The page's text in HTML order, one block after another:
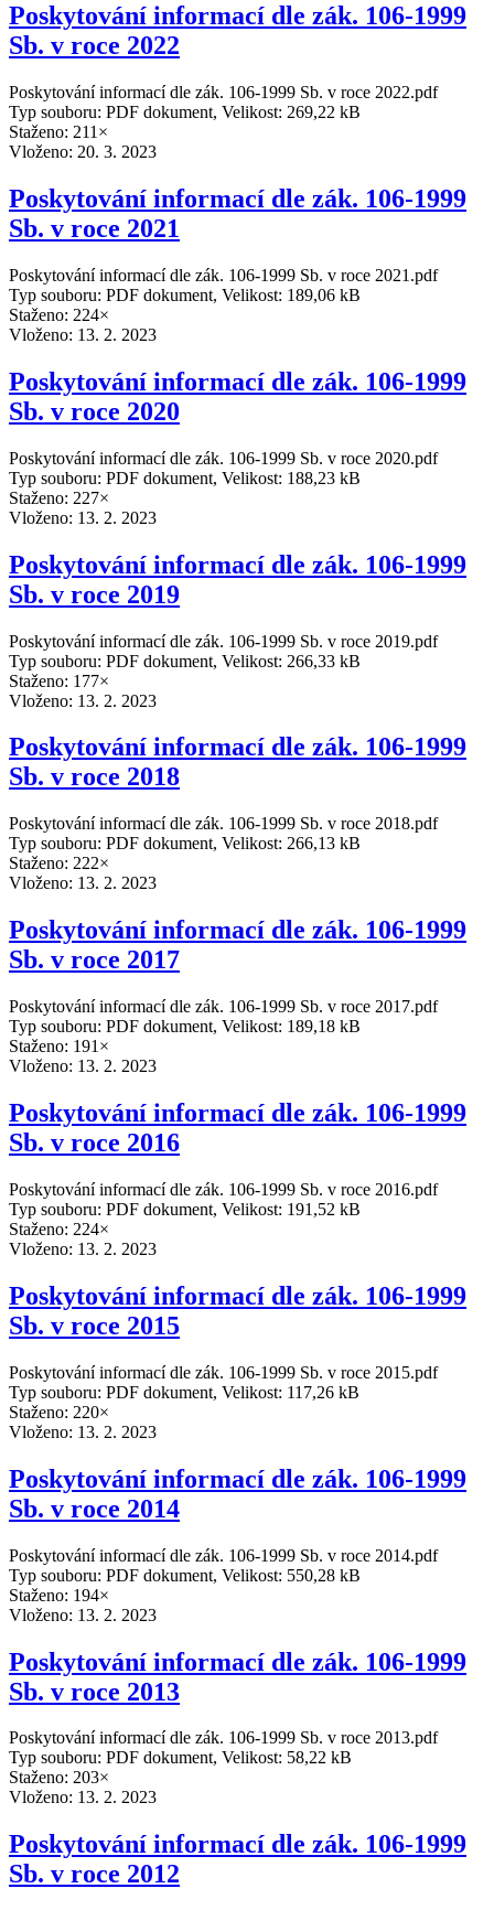
Poskytování informací dle zák. 106-1999
Sb. v roce 2022
Poskytování informací dle zák. 106-1999 Sb. v roce 2022.pdf
Typ souboru: PDF dokument, Velikost: 269,22 kB
Staženo: 211×
Vloženo: 20. 3. 2023
Poskytování informací dle zák. 106-1999
Sb. v roce 2021
Poskytování informací dle zák. 106-1999 Sb. v roce 2021.pdf
Typ souboru: PDF dokument, Velikost: 189,06 kB
Staženo: 224×
Vloženo: 13. 2. 2023
Poskytování informací dle zák. 106-1999
Sb. v roce 2020
Poskytování informací dle zák. 106-1999 Sb. v roce 2020.pdf
Typ souboru: PDF dokument, Velikost: 188,23 kB
Staženo: 227×
Vloženo: 13. 2. 2023
Poskytování informací dle zák. 106-1999
Sb. v roce 2019
Poskytování informací dle zák. 106-1999 Sb. v roce 2019.pdf
Typ souboru: PDF dokument, Velikost: 266,33 kB
Staženo: 177×
Vloženo: 13. 2. 2023
Poskytování informací dle zák. 106-1999
Sb. v roce 2018
Poskytování informací dle zák. 106-1999 Sb. v roce 2018.pdf
Typ souboru: PDF dokument, Velikost: 266,13 kB
Staženo: 222×
Vloženo: 13. 2. 2023
Poskytování informací dle zák. 106-1999
Sb. v roce 2017
Poskytování informací dle zák. 106-1999 Sb. v roce 2017.pdf
Typ souboru: PDF dokument, Velikost: 189,18 kB
Staženo: 191×
Vloženo: 13. 2. 2023
Poskytování informací dle zák. 106-1999
Sb. v roce 2016
Poskytování informací dle zák. 106-1999 Sb. v roce 2016.pdf
Typ souboru: PDF dokument, Velikost: 191,52 kB
Staženo: 224×
Vloženo: 13. 2. 2023
Poskytování informací dle zák. 106-1999
Sb. v roce 2015
Poskytování informací dle zák. 106-1999 Sb. v roce 2015.pdf
Typ souboru: PDF dokument, Velikost: 117,26 kB
Staženo: 220×
Vloženo: 13. 2. 2023
Poskytování informací dle zák. 106-1999
Sb. v roce 2014
Poskytování informací dle zák. 106-1999 Sb. v roce 2014.pdf
Typ souboru: PDF dokument, Velikost: 550,28 kB
Staženo: 194×
Vloženo: 13. 2. 2023
Poskytování informací dle zák. 106-1999
Sb. v roce 2013
Poskytování informací dle zák. 106-1999 Sb. v roce 2013.pdf
Typ souboru: PDF dokument, Velikost: 58,22 kB
Staženo: 203×
Vloženo: 13. 2. 2023
Poskytování informací dle zák. 106-1999
Sb. v roce 2012